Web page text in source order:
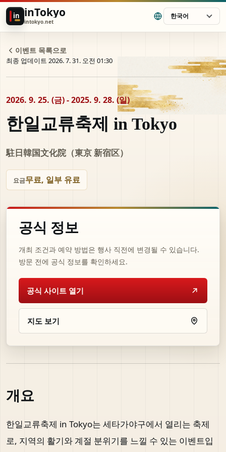
in inTokyo
intokyo.net
한국어
이벤트 목록으로
최종 업데이트 2026. 7. 31. 오전 01:30
2026. 9. 25. (금) - 2025. 9. 28. (일)
한일교류축제 in Tokyo
駐日韓国文化院（東京 新宿区）
요금무료, 일부 유료
공식 정보
개최 조건과 예약 방법은 행사 직전에 변경될 수 있습니다.
방문 전에 공식 정보를 확인하세요.
공식 사이트 열기
지도 보기
개요
한일교류축제 in Tokyo는 세타가야구에서 열리는 축제
로, 지역의 활기와 계절 분위기를 느낄 수 있는 이벤트입